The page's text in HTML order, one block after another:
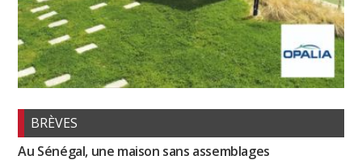
BRÈVES
Au Sénégal, une maison sans assemblages